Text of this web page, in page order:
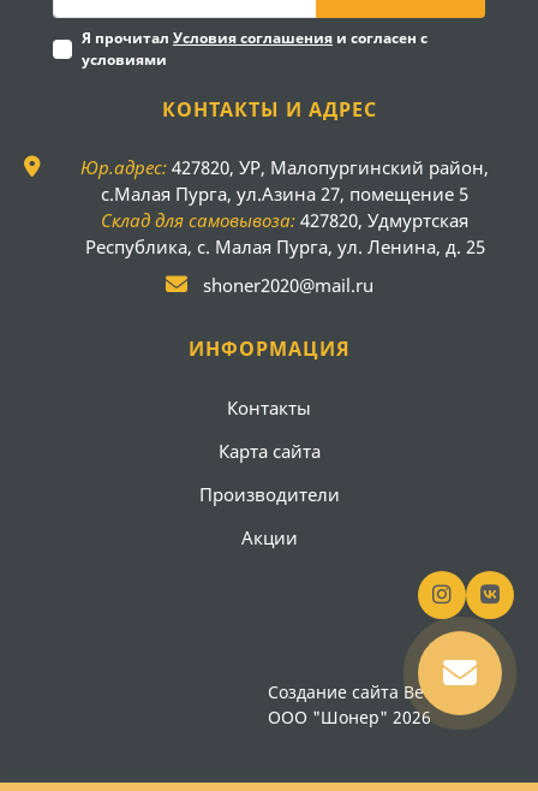
Я прочитал Условия соглашения и согласен с
условиями
КОНТАКТЫ И АДРЕС
Юр.адрес: 427820, УР, Малопургинский район,
с.Малая Пурга, ул.Азина 27, помещение 5
Склад для самовывоза: 427820, Удмуртская
Республика, с. Малая Пурга, ул. Ленина, д. 25
shoner2020@mail.ru
ИНФОРМАЦИЯ
Контакты
Карта сайта
Производители
Акции
Создание сайта Вебсайт18
ООО "Шонер" 2026